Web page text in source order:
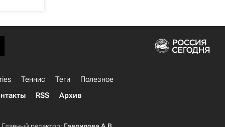
Теннис Теги
Полезное
RSS Архив